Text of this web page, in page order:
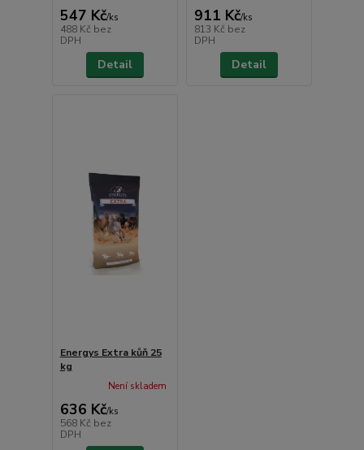
547 Kč/ks
488 Kč bez
DPH
Detail
911 Kč/ks
813 Kč bez
DPH
Detail
Energys Extra kůň 25
kg
636 Kč/ks
568 Kč bez
DPH
Není skladem